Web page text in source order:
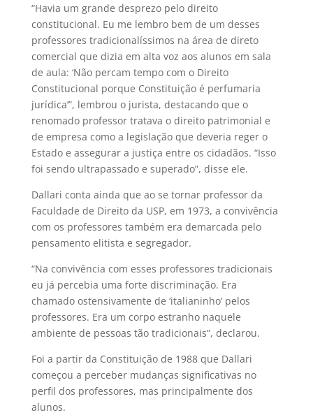
“Havia um grande desprezo pelo direito
constitucional. Eu me lembro bem de um desses
professores tradicionalíssimos na área de direto
comercial que dizia em alta voz aos alunos em sala
de aula: ‘Não percam tempo com o Direito
Constitucional porque Constituição é perfumaria
jurídica’”, lembrou o jurista, destacando que o
renomado professor tratava o direito patrimonial e
de empresa como a legislação que deveria reger o
Estado e assegurar a justiça entre os cidadãos. “Isso
foi sendo ultrapassado e superado”, disse ele.
Dallari conta ainda que ao se tornar professor da
Faculdade de Direito da USP, em 1973, a convivência
com os professores também era demarcada pelo
pensamento elitista e segregador.
“Na convivência com esses professores tradicionais
eu já percebia uma forte discriminação. Era
chamado ostensivamente de ‘italianinho’ pelos
professores. Era um corpo estranho naquele
ambiente de pessoas tão tradicionais”, declarou.
Foi a partir da Constituição de 1988 que Dallari
começou a perceber mudanças significativas no
perfil dos professores, mas principalmente dos
alunos.